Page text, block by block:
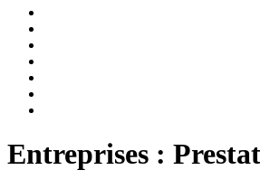
Entreprises :